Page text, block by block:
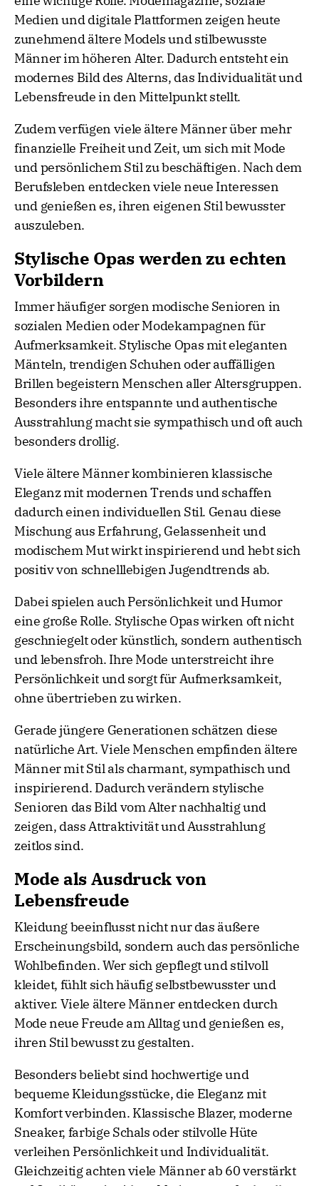
Medien und digitale Plattformen zeigen heute
zunehmend ältere Models und stilbewusste
Männer im höheren Alter. Dadurch entsteht ein
modernes Bild des Alterns, das Individualität und
Lebensfreude in den Mittelpunkt stellt.
Zudem verfügen viele ältere Männer über mehr
finanzielle Freiheit und Zeit, um sich mit Mode
und persönlichem Stil zu beschäftigen. Nach dem
Berufsleben entdecken viele neue Interessen
und genießen es, ihren eigenen Stil bewusster
auszuleben.
Stylische Opas werden zu echten
Vorbildern
Immer häufiger sorgen modische Senioren in
sozialen Medien oder Modekampagnen für
Aufmerksamkeit. Stylische Opas mit eleganten
Mänteln, trendigen Schuhen oder auffälligen
Brillen begeistern Menschen aller Altersgruppen.
Besonders ihre entspannte und authentische
Ausstrahlung macht sie sympathisch und oft auch
besonders drollig.
Viele ältere Männer kombinieren klassische
Eleganz mit modernen Trends und schaffen
dadurch einen individuellen Stil. Genau diese
Mischung aus Erfahrung, Gelassenheit und
modischem Mut wirkt inspirierend und hebt sich
positiv von schnelllebigen Jugendtrends ab.
Dabei spielen auch Persönlichkeit und Humor
eine große Rolle. Stylische Opas wirken oft nicht
geschniegelt oder künstlich, sondern authentisch
und lebensfroh. Ihre Mode unterstreicht ihre
Persönlichkeit und sorgt für Aufmerksamkeit,
ohne übertrieben zu wirken.
Gerade jüngere Generationen schätzen diese
natürliche Art. Viele Menschen empfinden ältere
Männer mit Stil als charmant, sympathisch und
inspirierend. Dadurch verändern stylische
Senioren das Bild vom Alter nachhaltig und
zeigen, dass Attraktivität und Ausstrahlung
zeitlos sind.
Mode als Ausdruck von
Lebensfreude
Kleidung beeinflusst nicht nur das äußere
Erscheinungsbild, sondern auch das persönliche
Wohlbefinden. Wer sich gepflegt und stilvoll
kleidet, fühlt sich häufig selbstbewusster und
aktiver. Viele ältere Männer entdecken durch
Mode neue Freude am Alltag und genießen es,
ihren Stil bewusst zu gestalten.
Besonders beliebt sind hochwertige und
bequeme Kleidungsstücke, die Eleganz mit
Komfort verbinden. Klassische Blazer, moderne
Sneaker, farbige Schals oder stilvolle Hüte
verleihen Persönlichkeit und Individualität.
Gleichzeitig achten viele Männer ab 60 verstärkt